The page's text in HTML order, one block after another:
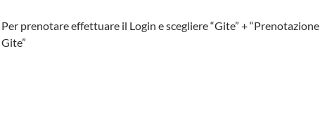
Per prenotare effettuare il Login e scegliere “Gite” + “Prenotazione
Gite”